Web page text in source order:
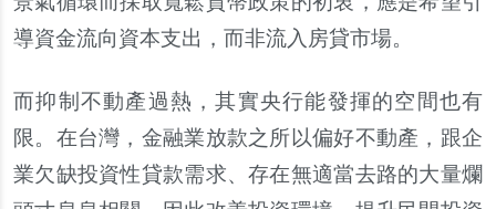
導資金流向資本支出，而非流入房貸市場。
而抑制不動產過熱，其實央行能發揮的空間也有
限。在台灣，金融業放款之所以偏好不動產 ，跟企
業欠缺投資性貸款需求、存在無適當去路的大量爛